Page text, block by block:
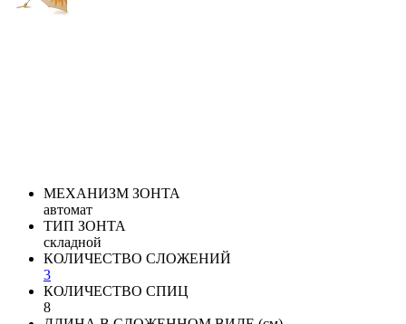
МЕХАНИЗМ ЗОНТА
автомат
ТИП ЗОНТА
складной
КОЛИЧЕСТВО СЛОЖЕНИЙ
3
КОЛИЧЕСТВО СПИЦ
8